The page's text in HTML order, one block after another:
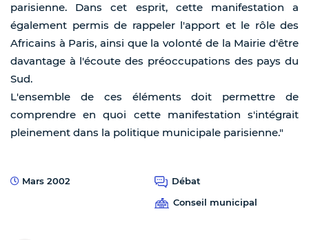
parisienne. Dans cet esprit, cette manifestation a
également permis de rappeler l'apport et le rôle des
Africains à Paris, ainsi que la volonté de la Mairie d'être
davantage à l'écoute des préoccupations des pays du
Sud.
L'ensemble de ces éléments doit permettre de
comprendre en quoi cette manifestation s'intégrait
pleinement dans la politique municipale parisienne."
Mars 2002
Débat
Conseil municipal